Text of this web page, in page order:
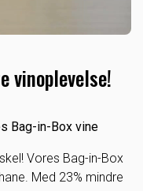
vinoplevelse!
Bag-in-Box vine
Vores Bag-in-Box
Med 23% mindre